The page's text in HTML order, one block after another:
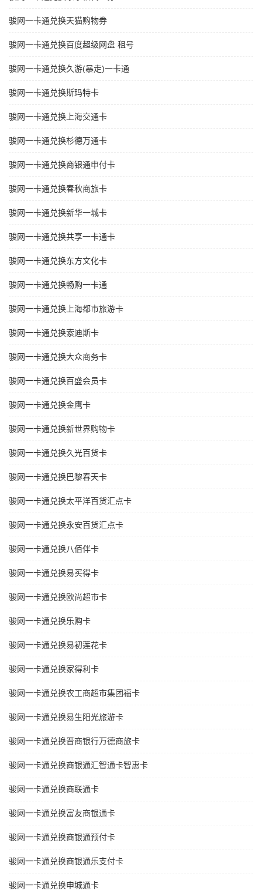
骏网一卡通兑换天猫购物券
骏网一卡通兑换百度超级网盘 租号
骏网一卡通兑换久游(暴走)一卡通
骏网一卡通兑换斯玛特卡
骏网一卡通兑换上海交通卡
骏网一卡通兑换杉德万通卡
骏网一卡通兑换商银通申付卡
骏网一卡通兑换春秋商旅卡
骏网一卡通兑换新华一城卡
骏网一卡通兑换共享一卡通卡
骏网一卡通兑换东方文化卡
骏网一卡通兑换畅购一卡通
骏网一卡通兑换上海都市旅游卡
骏网一卡通兑换索迪斯卡
骏网一卡通兑换大众商务卡
骏网一卡通兑换百盛会员卡
骏网一卡通兑换金鹰卡
骏网一卡通兑换新世界购物卡
骏网一卡通兑换久光百货卡
骏网一卡通兑换巴黎春天卡
骏网一卡通兑换太平洋百货汇点卡
骏网一卡通兑换永安百货汇点卡
骏网一卡通兑换八佰伴卡
骏网一卡通兑换易买得卡
骏网一卡通兑换欧尚超市卡
骏网一卡通兑换乐购卡
骏网一卡通兑换易初莲花卡
骏网一卡通兑换家得利卡
骏网一卡通兑换农工商超市集团福卡
骏网一卡通兑换易生阳光旅游卡
骏网一卡通兑换晋商银行万德商旅卡
骏网一卡通兑换商银通汇智通卡智惠卡
骏网一卡通兑换商联通卡
骏网一卡通兑换富友商银通卡
骏网一卡通兑换商银通预付卡
骏网一卡通兑换商银通乐支付卡
骏网一卡通兑换申城通卡